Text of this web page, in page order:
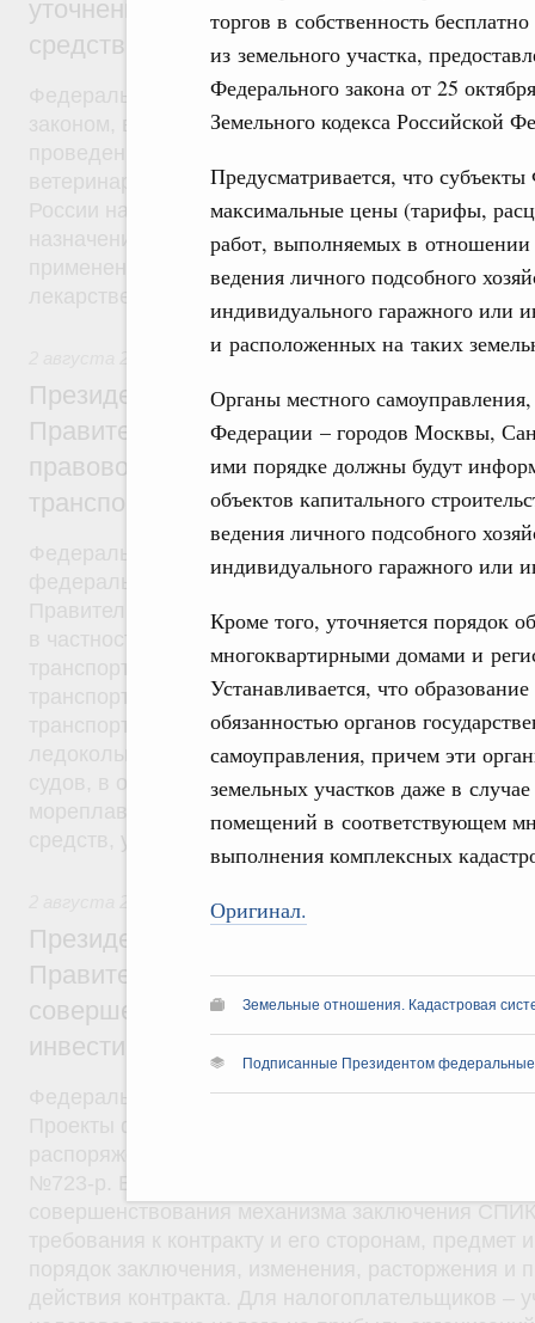
торгов в собственность
из земельного участка,
Федерального закона от 25
Земельного кодекса Российской
Предусматривается, что
максимальные цены (тарифы,
работ, выполняемых в отношении
ведения личного подсобного
индивидуального гаражного или
и расположенных на таких
Органы местного
Федерации – городов Москвы,
ими порядке должны будут
объектов капитального
ведения личного подсобного
индивидуального гаражного или
Кроме того, уточняется порядок
многоквартирными домами и
Устанавливается, что
обязанностью органов
самоуправления, причем эти
земельных участков даже в
помещений в соответствующем
выполнения комплексных
Оригинал.
Земельные отношения. Кадастровая
Подписанные Президентом
уточнении норм, касающихся
средств для ветеринарного применения
Федеральный закон от 2 августа 2019 года
законом, в частности, Россельхознадзор
ветеринарного применения, находящихся в
России наделяется полномочиями по
назначения лекарственных препаратов для
применения, утверждению формы рецептурных
Антитеррористическая безопасность
Президент России подписал
Правительством Федеральный закон об
правовом регулировании вопросов
транспортной безопасности
федерального закона был внесён в Госдуму
Правительства от 21 марта 2015 года №469-р.
в частности, устанавливается, что в число
транспортной безопасности входит
транспортной инфраструктуры, а также оценка
транспортной инфраструктуры, подлежащих
ледокольного флота, используемых для
судов, в отношении которых применяются
мореплавания и требования в области охраны
средств, установленные международными
Общие вопросы промышленной политики
Президент России подписал
Правительством федеральные законы о
совершенствовании механизма
инвестиционных контрактов
Федеральные законы от 2 августа 2019 года
совершенствования механизма заключения